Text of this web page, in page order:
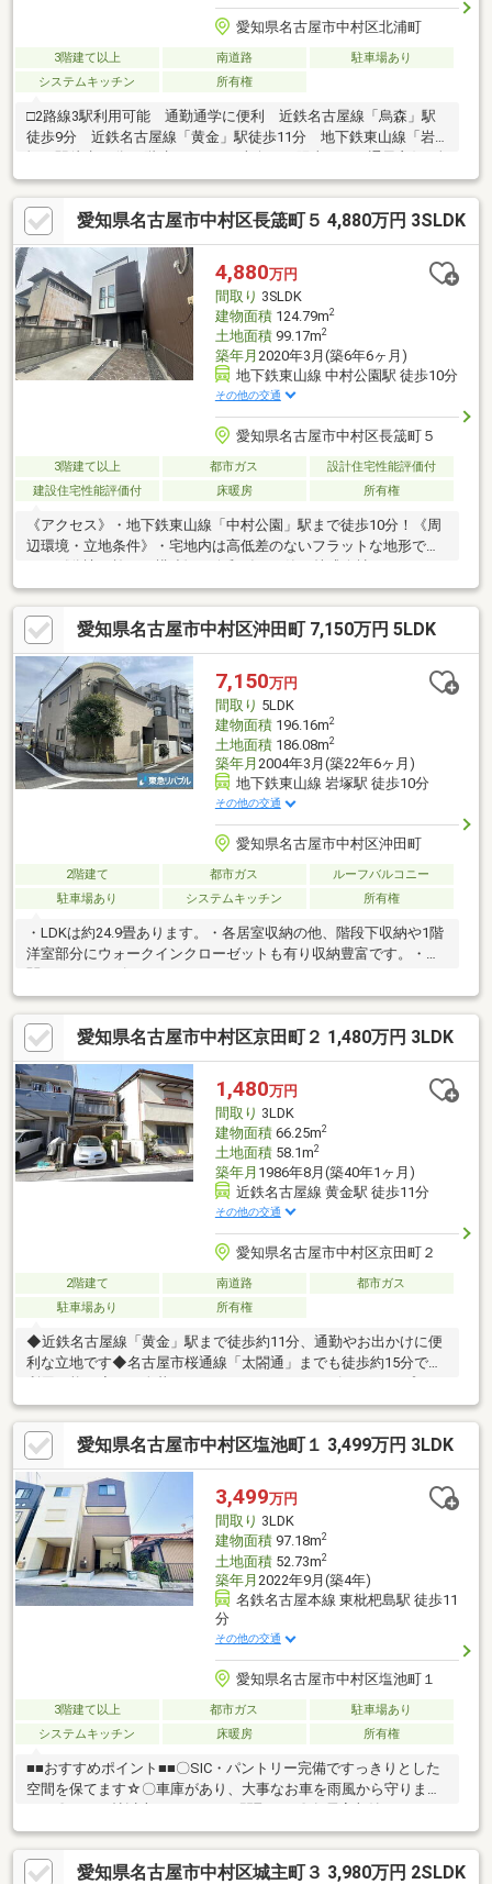
愛知県名古屋市中村区北浦町
3階建て以上 南道路
駐車場あり
システムキッチン
所有権
□2路線3駅利用可能 通勤通学に便利 近鉄名古屋線「烏森」駅
徒歩9分 近鉄名古屋線「黄金」駅徒歩11分 地下鉄東山線「岩
居室収納有□約5.0帖の納戸付きで収納力充実□使い勝手の良いL字
型キッチン□リビングイン階段□トイレ2か所□カースペース1台駐
車可□コンビニ・スーパー徒歩5分圏内
愛知県名古屋市中村区長筬町５ 4,880万円 3SLDK
4,880万円
間取り 3SLDK
建物面積124.79m2
土地面積99.17m2
築年月 2020年3月(築6年6ヶ月)
地下鉄東山線 中村公園駅 徒歩10分
その他の交通
愛知県名古屋市中村区長筬町５
3階建て以上 都市ガス
設計住宅性能評価付
建設住宅性能評価付
床暖房 所有権
《アクセス》・地下鉄東山線「中村公園」駅まで徒歩10分！《周
辺環境・立地条件》・宅地内は高低差のないフラットな地形で
す。《分譲・施工・構造》・令和2年3月築の株式会社クレストン
ホーム施工の旧分譲住宅！・屋上庭園あり！・駐車2台可能！・収
納スペースが各洋室、廊下等にあります。・WICが2箇所有！・玄
関部分もあり、ベビーカーや大きな荷物を置くことも可能です！
《道路・方位等》・対象不動産は北側幅員9.1ｍ道路に面していま
す！
愛知県名古屋市中村区沖田町 7,150万円 5LDK
7,150万円
間取り 5LDK
建物面積196.16m2
土地面積186.08m2
築年月 2004年3月(築22年6ヶ月)
地下鉄東山線 岩塚駅 徒歩10分
その他の交通
愛知県名古屋市中村区沖田町
2階建て 都市ガス
ルーフバルコニー
駐車場あり
システムキッチン 所有権
・LDKは約24.9畳あります。・各居室収納の他、階段下収納や1階
洋室部分にウォークインクローゼットも有り収納豊富です。・玄
ースやゴルフバックなどの収納にも便利です。・1620坪タイプの
浴室です。・1階トイレは手洗いカウンター付きのトイレでゆとり
のあるスペースがございます。・2階15.5帖洋室には洗面台とシャ
ワールームがございます。・2階ルーフバルコニーは奥行約3m以
上あり、ゆとりがございます。・広々としたお庭と屋根付きの物
置スペースがあります。
愛知県名古屋市中村区京田町２ 1,480万円 3LDK
1,480万円
間取り 3LDK
建物面積66.25m2
土地面積58.1m2
築年月 1986年8月(築40年1ヶ月)
近鉄名古屋線 黄金駅 徒歩11分
その他の交通
愛知県名古屋市中村区京田町２
2階建て 南道路
都市ガス
駐車場あり
所有権
◆近鉄名古屋線「黄金」駅まで徒歩約11分、通勤やお出かけに便
利な立地です◆名古屋市桜通線「太閤通」までも徒歩約15分でご
利用可能！◆お一人暮らしにちょうどいいサイズ！1Kタイプのお
住まいです！◆キッチンは扉できちんと分かれているので、お料
理中のニオイがお部屋に広がりにくいのもポイントです◆都市ガ
ス対応で光熱費を抑えながら、毎日の暮らしをスマートに！◆敷
地内にはカースペースを確保し、通勤やお出かけの幅も広がる住
環境！◆南側約5.3ｍの公道に面し、陽光がやさしく差し込みます
◆「業務スーパー 黄金店」まで徒歩約6分、毎日のお買い物に便
利な立地も嬉しいポイントです！
愛知県名古屋市中村区塩池町１ 3,499万円 3LDK
3,499万円
間取り 3LDK
建物面積97.18m2
土地面積52.73m2
築年月 2022年9月(築4年)
名鉄名古屋本線 東枇杷島駅 徒歩11
分
その他の交通
愛知県名古屋市中村区塩池町１
3階建て以上 都市ガス
駐車場あり
システムキッチン
床暖房 所有権
■■おすすめポイント■■〇SIC・パントリー完備ですっきりとした
空間を保てます☆〇車庫があり、大事なお車を雨風から守りま
付き！〇閑静な住宅街で落ち着いた暮らしが可能です！■■周辺環
境■■・名鉄名古屋本線「東枇杷島」駅 徒歩約11分・地下鉄東山
線「本陣」駅 徒歩約17分・日比津小学校 徒歩約7分・日比津
愛知県名古屋市中村区城主町３ 3,980万円 2SLDK